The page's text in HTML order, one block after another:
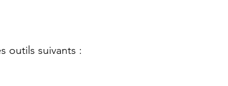
outils suivants :